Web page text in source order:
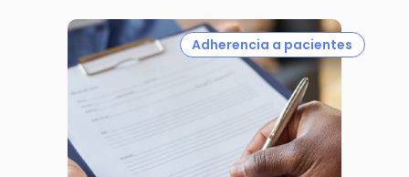
Adherencia a pacientes